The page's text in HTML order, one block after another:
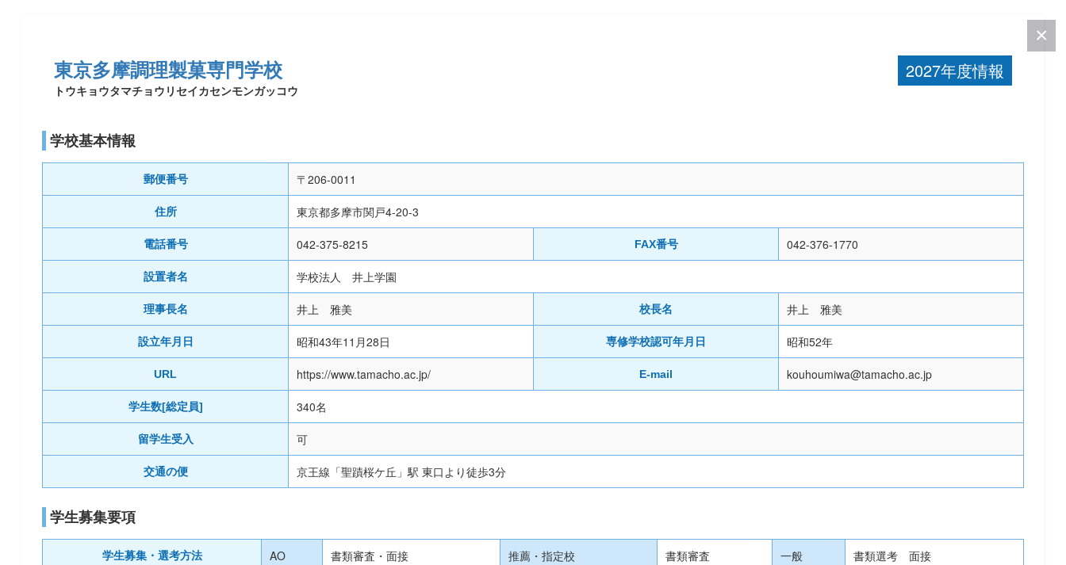
2027年度情報
東京多摩調理製菓専門学校
トウキョウタマチョウリセイカセンモンガッコウ
学校基本情報
郵便番号 〒206-0011
住所 東京都多摩市関戸4-20-3
電話番号 042-375-8215 FAX番号 042-376-1770
設置者名 学校法人 井上学園
理事長名 井上 雅美 校長名 井上 雅美
設立年月日 昭和43年11月28日 専修学校認可年月日 昭和52年
URL https://www.tamacho.ac.jp/ E-mail kouhoumiwa@tamacho.ac.jp
学生数[総定員] 340名
留学生受入 可
交通の便 京王線「聖蹟桜ケ丘」駅 東口より徒歩3分
学生募集要項
学生募集・選考方法 AO 書類審査・面接 推薦・指定校 書類審査 一般 書類選考 面接